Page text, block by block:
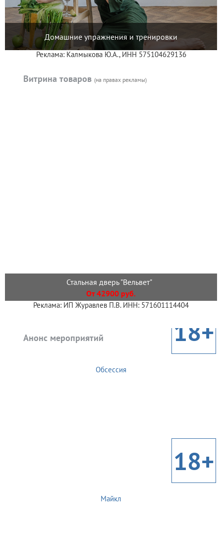
Домашние упражнения и тренировки
Реклама: Калмыкова Ю.А., ИНН 575104629136
Витрина товаров (на правах рекламы)
Стальная дверь "Вельвет"
От 42900 руб.
Реклама: ИП Журавлев П.В. ИНН: 571601114404
Анонс мероприятий 18+
Обсессия
18+
Майкл